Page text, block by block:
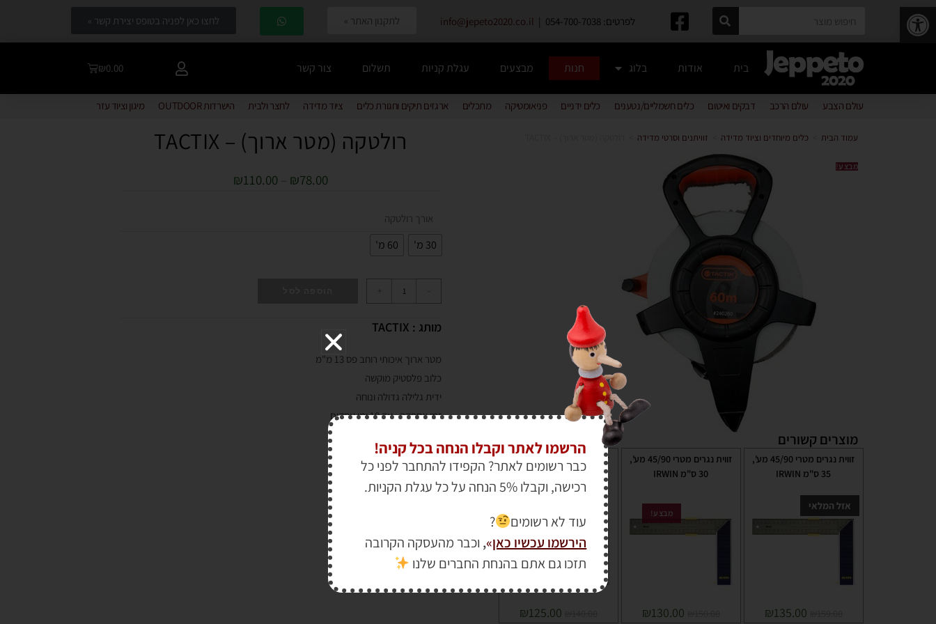
פתח סרגל נגישות לפרטים: 054-700-7038 | info@jepeto2020.co.il לתקנון האתר » לחצו כאן לפניה בטופס יצירת קשר »
בית אודות בלוג חנות מבצעים עגלת קניות תשלום צור קשר ₪0.00
עולם הצבע עולם הרכב דבקים ואיטום כלים חשמליים/נטענים כלים ידניים פניאומטיקה מתכלים ארגזים תיקים וחגורת כלים ציוד מדידה לחצר ולבית הישרדות OUTDOOR מיגון וציוד עזר
עמוד הבית כלים מיוחדים וציוד מדידה זוויתנים וסרטי מדידה
מבצע!
מוצרים קשורים
זווית נגרים מטרי 45/90 מע',
35 ס"מ IRWIN
אזל המלאי
₪135.00
זווית נגרים מטרי 45/90 מע',
30 ס"מ IRWIN
מבצע!
₪130.00
זווית נגרים מטרי 45/90 מע',
25 ס"מ IRWIN
₪125.00
רולטקה (מטר ארוך) – TACTIX
₪78.00
₪110.00
אורך רולטקה
30 מ' 60 מ'
+
מותג : TACTIX
מטר ארוך איכותי רוחב פס 13 מ"מ
כלוב פלסטיק מוקשה
ידית גלילה גדולה ונוחה
זמן אספקה : עד 10 ימי עסקים
הרשמו לאתר וקבלו הנחה בכל קניה!
כבר רשומים לאתר? הקפידו להתחבר לפני כל
רכישה, וקבלו 5% הנחה על כל עגלת הקניות.
עוד לא רשומים
?
הירשמו עכשיו כאן»
, וכבר מהעסקה הקרובה
תזכו גם אתם בהנחת החברים שלנו